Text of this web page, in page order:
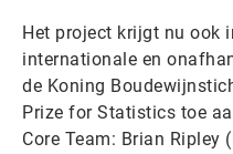
Het project krijgt nu ook
internationale en
de Koning
Prize for Statistics toe
Core Team: Brian